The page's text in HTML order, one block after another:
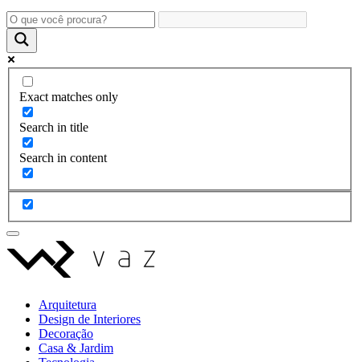
Exact matches only
Search in title
Search in content
Arquitetura
Design de Interiores
Decoração
Casa & Jardim